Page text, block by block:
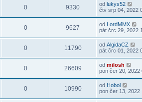
0 9330 od lukys52
čtv srp 04, 2022
0 9627 od LordMMX
pát črc 29, 2022
0 11790 od AlgidaCZ
pát črc 01, 2022
0 26609 od milosh
pon čer 20, 2022
0 10990 od Hobol
pon čer 13, 2022